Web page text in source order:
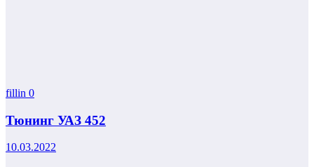
fillin 0
Тюнинг УАЗ 452
10.03.2022